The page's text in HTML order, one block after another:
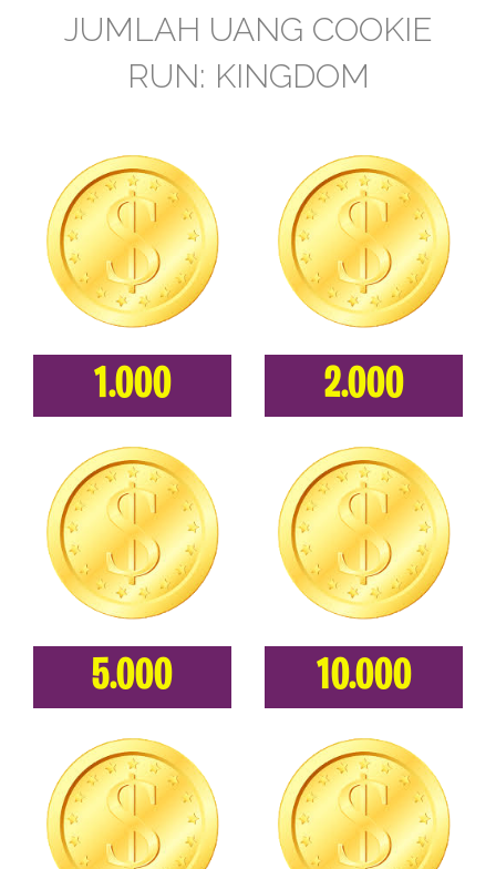
JUMLAH UANG COOKIE
RUN: KINGDOM
1.000 2.000
5.000 10.000